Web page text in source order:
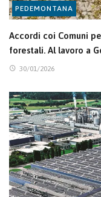
PEDEMONTANA
Accordi coi Comuni
forestali. Al lavoro a
30/01/2026